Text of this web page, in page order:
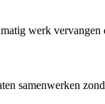
werk vervangen
samenwerken